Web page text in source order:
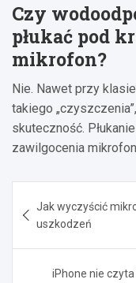
Czy
płukać pod
mikrofon?
Nie. Nawet przy klasie
takiego
skuteczność.
zawilgocenia
wpisu
Jak wyczyścić
uszkodzeń
iPhone nie